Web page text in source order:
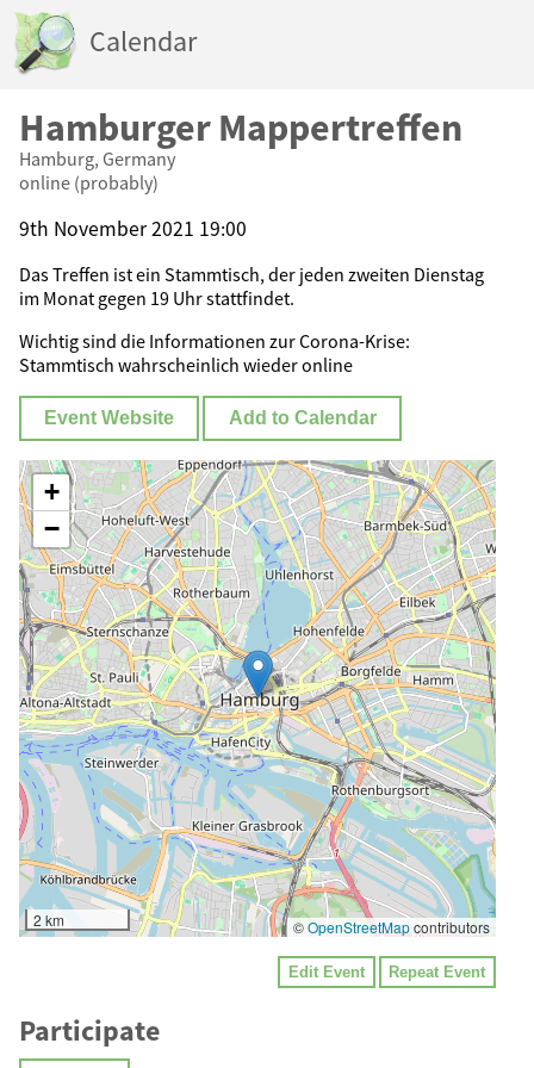
Calendar
Hamburger Mappertreffen
Hamburg, Germany
online (probably)
9th November 2021 19:00
Das Treffen ist ein Stammtisch, der jeden zweiten Dienstag
im Monat gegen 19 Uhr stattfindet.
Wichtig sind die Informationen zur Corona-Krise:
Stammtisch wahrscheinlich wieder online
Event Website Add to Calendar
+
−
2 km ©OpenStreetMapcontributors
Edit Event Repeat Event
Participate